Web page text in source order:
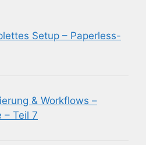
Setup – Paperless-
& Workflows –
– Teil 7